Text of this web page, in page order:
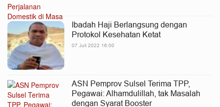
Ibadah Haji Berlangsung dengan
Protokol Kesehatan Ketat
07 Juli 2022 16:00
ASN Pemprov Sulsel Terima TPP,
Pegawai: Alhamdulillah, tak Masalah
dengan Syarat Booster